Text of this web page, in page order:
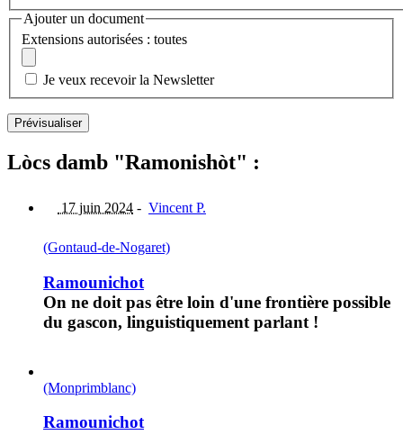
Ajouter un document
Extensions autorisées : toutes
Je veux recevoir la Newsletter
Lòcs damb "Ramonishòt" :
17 juin 2024 - Vincent P.
(Gontaud-de-Nogaret)
Ramounichot
On ne doit pas être loin d'une frontière possible
du gascon, linguistiquement parlant !
(Monprimblanc)
Ramounichot